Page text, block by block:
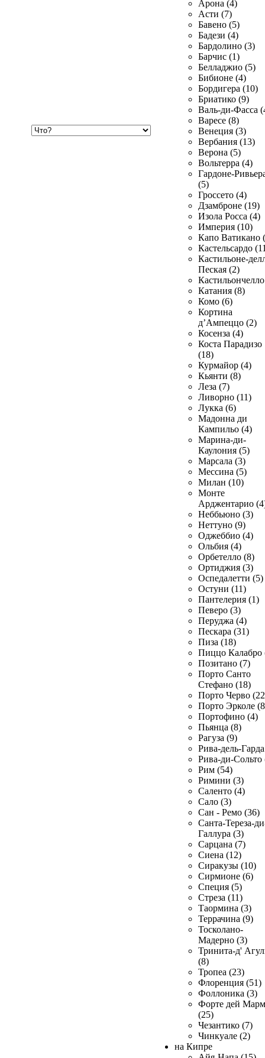
Арона (4)
Асти (7)
Бавено (5)
Бадези (4)
Бардолино (3)
Барчис (1)
Белладжио (5)
Бибионе (4)
Бордигера (10)
Бриатико (9)
Валь-ди-Фасса
Варесе (8)
Венеция (3)
Вербания (13)
Верона (5)
Вольтерра (4)
Гардоне-
(5)
Гроссето (4)
Дзамброне (19)
Изола Росса (4)
Империя (10)
Капо Ватикано
Кастельсардо
Кастильоне-
Пеская (2)
Катания (8)
Комо (6)
Кортина
д’Ампеццо (2)
Косенза (4)
Коста Парадизо
(18)
Курмайор (4)
Кьянти (8)
Леза (7)
Ливорно (11)
Лукка (6)
Мадонна ди
Кампильо (4)
Марина-ди-
Каулония (5)
Марсала (3)
Мессина (5)
Милан (10)
Монте
Арджентарио
Неббьюно (3)
Неттуно (9)
Оджеббио (4)
Ольбия (4)
Орбетелло (8)
Ортиджия (3)
Оспедалетти (5)
Остуни (11)
Пантелерия (1)
Певеро (3)
Перуджа (4)
Пескара (31)
Пиза (18)
Пиццо Калабро
Позитано (7)
Порто Санто
Стефано (18)
Порто Черво
Порто Эрколе
Портофино (4)
Пьянца (8)
Рагуза (9)
Рива-дель-
Рива-ди-Сольто
Рим (54)
Римини (3)
Саленто (4)
Сало (3)
Сан - Ремо (36)
Санта-Тереза-
Галлура (3)
Сарцана (7)
Сиена (12)
Сиракузы (10)
Сирмионе (6)
Специя (5)
Стреза (11)
Таормина (3)
Террачина (9)
Тосколано-
Мадерно (3)
Тринита-д'
(8)
Тропеа (23)
Флоренция (51)
Фоллоника (3)
Форте дей
(25)
Чезантико (7)
Чинкуале (2)
на Кипре